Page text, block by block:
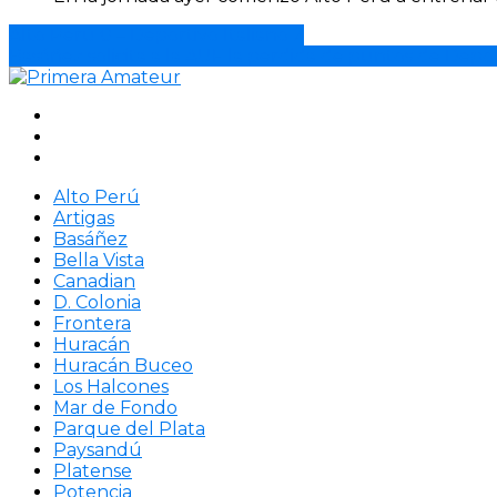
Alto Perú
Artigas
Basáñez
Bella Vista
Canadian
D. Colonia
Frontera
Huracán
Huracán Buceo
Los Halcones
Mar de Fondo
Parque del Plata
Paysandú
Platense
Potencia